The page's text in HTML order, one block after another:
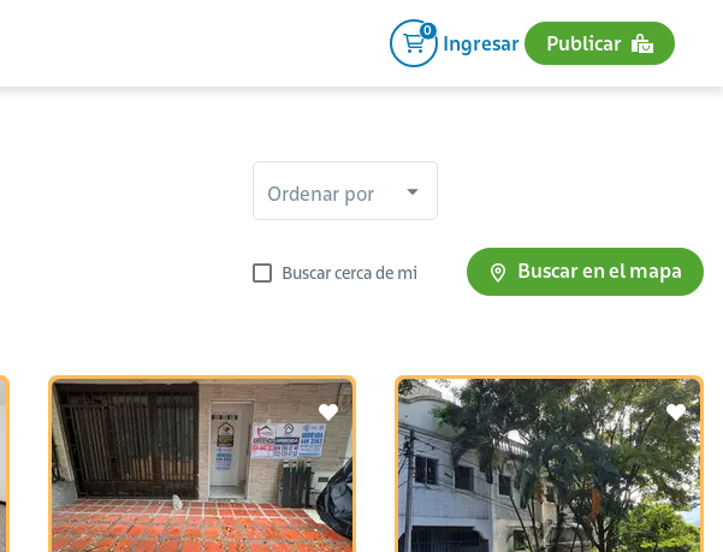
0
Ingresar Publicar
Ordenar por
Buscar cerca de mi Buscar en el mapa